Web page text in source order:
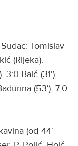
Tomislav
(Rijeka).
3:0 Baić (31′),
(53′), 7:0
(od 44′